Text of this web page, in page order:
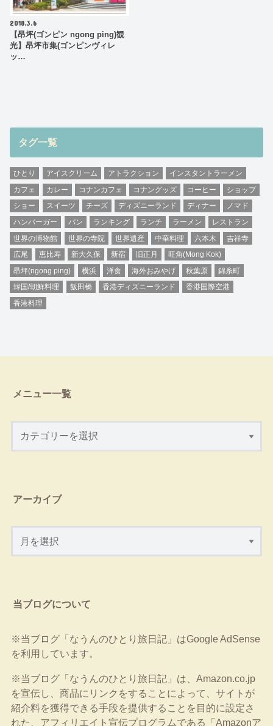
2018.3.6
【昂坪(ゴンピン ngong ping)観
光】昂坪市集(ゴンピンヴィレ
ッ…
タグ一覧
ひとり アイスクリーム アトラクション
インスタントラーメン
カフェ
カレー コナンカフェ コナングッズ コーヒー
ショップ
ショー
スイーツ チーズ ディズニーランド ディナー
ノマド
ハンバーガー
パン ランキング ランチ ラーメン
レストラン
世界の博物館
世界の寺院 世界遺産 中華料理 六本木
吉祥寺
広尾
恵比寿 新大久保 新宿 旧正月
旺角(Mong Kok)
昂坪(ngong ping)
横浜 洋食 海外おみやげ 秋葉原
錦糸町
韓国/朝鮮料理
飯田橋 香港ディズニーランド
香港国際空港
香港料理
メニュー一覧
アーカイブ
当ブログについて
※当ブログ「なうんのひとり旅日記」はGoogle AdSense
を利用しています。
※当ブログ「なうんのひとり旅日記」は、Amazon.co.jp
を宣伝し、商品にリンクをすることによって、サイトが
紹介料を獲得できる手段を提供することを目的に設定さ
れた、アフィリエイト宣伝プログラムである「Amazonア